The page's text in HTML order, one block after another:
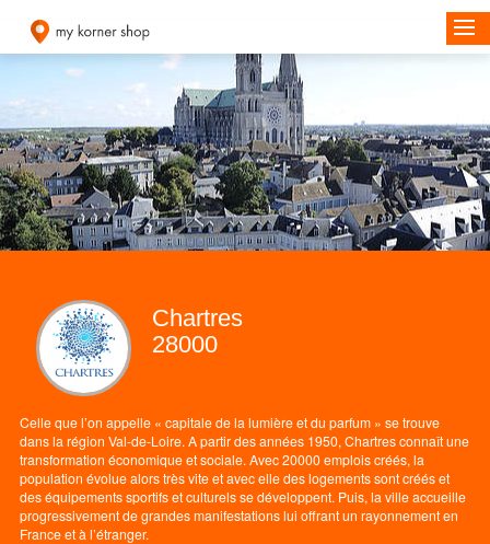
Chartres
28000
Celle que l’on appelle « capitale de la lumière et du parfum » se trouve
dans la région Val-de-Loire. A partir des années 1950, Chartres connaît une
transformation économique et sociale. Avec 20000 emplois créés, la
population évolue alors très vite et avec elle des logements sont créés et
des équipements sportifs et culturels se développent. Puis, la ville accueille
progressivement de grandes manifestations lui offrant un rayonnement en
France et à l’étranger.